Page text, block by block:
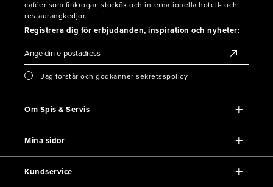
caféer som finkrogar, storkök och internationella hotell- och
restaurangkedjor.
Registrera dig för erbjudanden, inspiration och nyheter:
Jag förstår och godkänner sekretsspolicy
Om Spis & Servis
Mina sidor
Kundservice